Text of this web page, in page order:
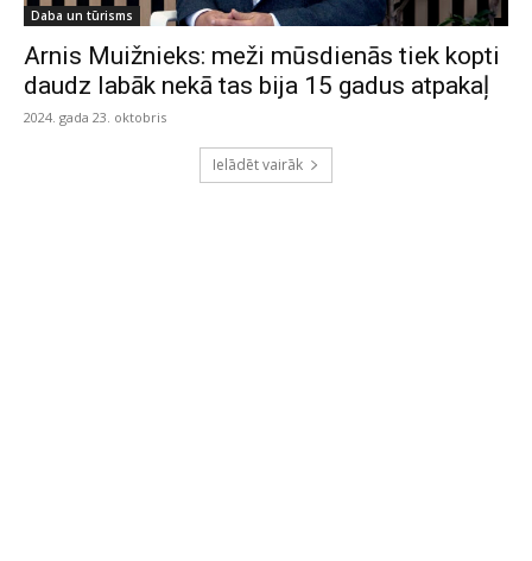
Daba un tūrisms
Arnis Muižnieks: meži mūsdienās tiek kopti
daudz labāk nekā tas bija 15 gadus atpakaļ
2024. gada 23. oktobris
Ielādēt vairāk